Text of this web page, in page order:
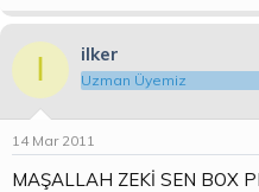
I ilker
Uzman Üyemiz
14 Mar 2011
MAŞALLAH ZEKİ SEN BOX